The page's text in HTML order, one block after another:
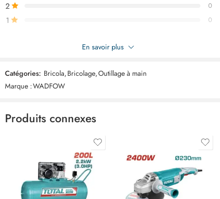
2 0
1 0
Soyez le premier à donner votre avis sur “WADFOW Diable
pliable 60kg WWB9A06”
Commentaires
Il n'y a pas encore de critiques.
En savoir plus
Catégories: Bricola,Bricolage,Outillage à main
Marque :WADFOW
Produits connexes